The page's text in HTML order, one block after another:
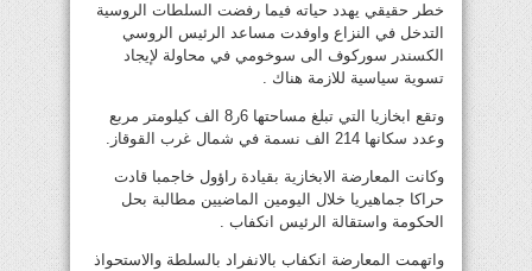
خطر حقيقي يهدد حياته فيما رفضت السلطات الروسية
التدخل في النزاع واوفدت مساعد الرئيس الروسي
الكسندر سوركوف الى سوخومي في محاولة لإيجاد
تسوية سياسية للازمة هناك .
وتقع ابخازيا التي تبلغ مساحتها 6ر8 الف كيلومتر مربع
وعدد سكانها 214 الف نسمة في شمال غرب القوقاز.
وكانت المعارضة الابخازية بقيادة راؤول خاجمبا قادت
حراكا جماهيريا خلال اليومين الماضيين مطالبة بحل
الحكومة واستقالة الرئيس انكفاب .
واتهمت المعارضة انكفاب بالانفراد بالسلطة والاستحواذ